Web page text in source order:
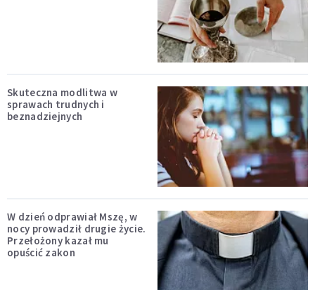
Skuteczna modlitwa w
sprawach trudnych i
beznadziejnych
W dzień odprawiał Mszę, w
nocy prowadził drugie życie.
Przełożony kazał mu
opuścić zakon